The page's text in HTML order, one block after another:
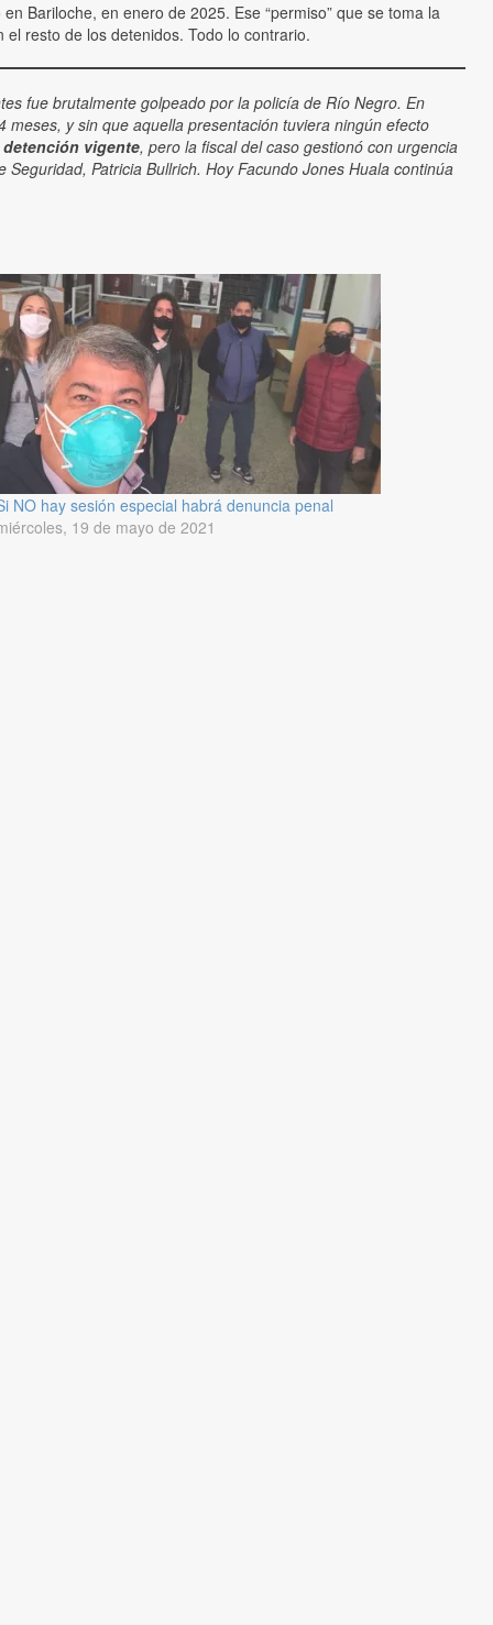
Bariloche, en enero de 2025. Ese “permiso” que se toma la
resto de los detenidos. Todo lo contrario.
fue brutalmente golpeado por la policía de Río Negro. En
y sin que aquella presentación tuviera ningún efecto
vigente, pero la fiscal del caso gestionó con urgencia
Patricia Bullrich. Hoy Facundo Jones Huala continúa
NO hay sesión especial habrá denuncia penal
19 de mayo de 2021